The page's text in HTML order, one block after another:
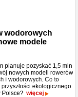
wodorowych
modele
planuje pozyskać 1,5 mln
nowych modeli rowerów
i wodorowych. Co to
ekologicznego
Polsce? więcej